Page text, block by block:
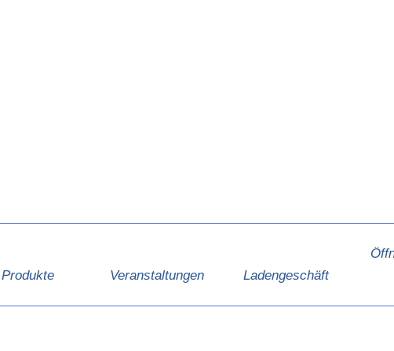
Produkte Veranstaltungen Ladengeschäft